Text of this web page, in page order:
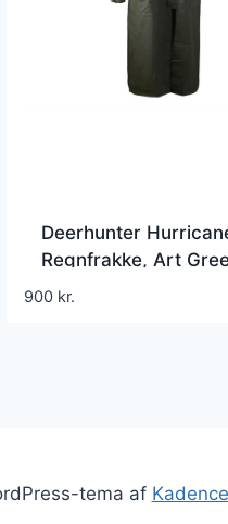
Deerhunter
Regnfrakke, Art
900 kr.
tema af